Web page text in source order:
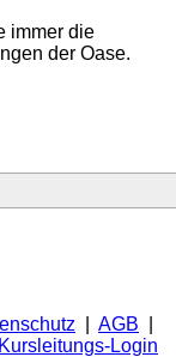
immer die
der Oase.
AGB
Kursleitungs-Login